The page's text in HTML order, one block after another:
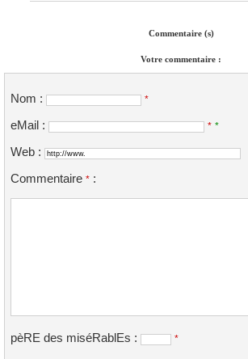
Commentaire (s)
Votre commentaire :
Nom : *
eMail : * *
Web :
Commentaire * :
pèRE des miséRablEs : *